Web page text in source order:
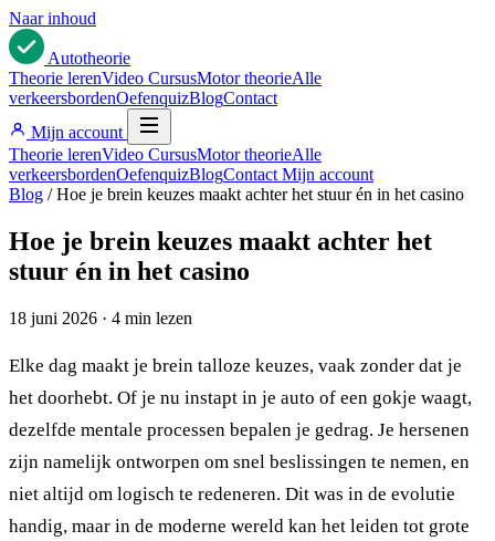
Naar inhoud
Autotheorie
Theorie lerenVideo CursusMotor theorieAlle
verkeersbordenOefenquizBlogContact
Mijn account
Theorie lerenVideo CursusMotor theorieAlle
verkeersbordenOefenquizBlogContact Mijn account
Blog / Hoe je brein keuzes maakt achter het stuur én in het casino
Hoe je brein keuzes maakt achter het
stuur én in het casino
18 juni 2026 · 4 min lezen
Elke dag maakt je brein talloze keuzes, vaak zonder dat je
het doorhebt. Of je nu instapt in je auto of een gokje waagt,
dezelfde mentale processen bepalen je gedrag. Je hersenen
zijn namelijk ontworpen om snel beslissingen te nemen, en
niet altijd om logisch te redeneren. Dit was in de evolutie
handig, maar in de moderne wereld kan het leiden tot grote